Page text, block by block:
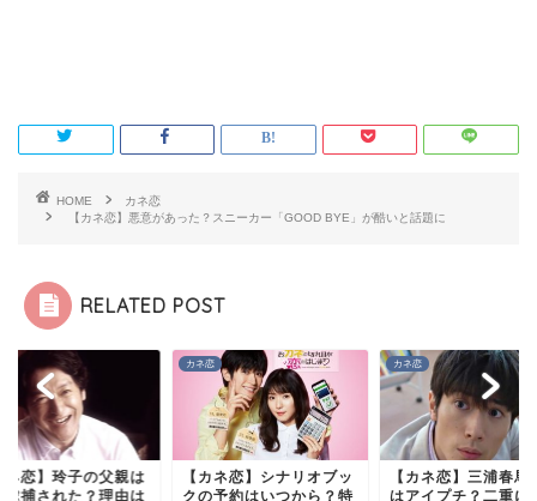
HOME
カネ恋
【カネ恋】悪意があった？スニーカー「GOOD BYE」が酷いと話題に
RELATED POST
ネ恋】シナリオブッ
予約はいつから？特
カネ恋
【カネ恋】三浦春馬の目
はアイプチ？二重に違和
カネ恋
【カネ恋】玲子の父
なぜ逮捕された？理